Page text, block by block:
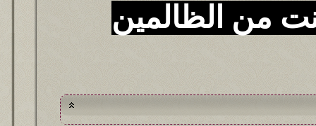
من الظالمين